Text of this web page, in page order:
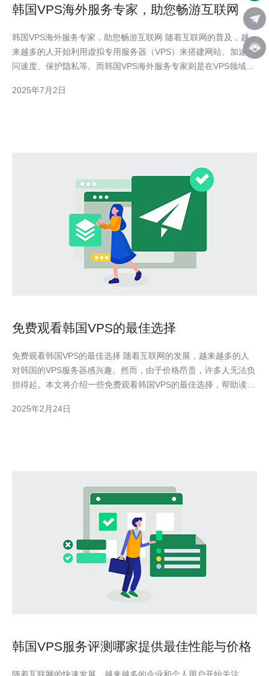
韩国VPS海外服务专家，助您畅游互联网
韩国VPS海外服务专家，助您畅游互联网 随着互联网的普及，越
来越多的人开始利用虚拟专用服务器（VPS）来搭建网站、加速访
问速度、保护隐私等。而韩国VPS海外服务专家则是在VPS领域中
联网。 韩国VPS海外服务专家拥有先进的技术设备和专业团队，
2025年7月2日
免费观看韩国VPS的最佳选择
免费观看韩国VPS的最佳选择 随着互联网的发展，越来越多的人
对韩国的VPS服务器感兴趣。然而，由于价格昂贵，许多人无法负
担得起。本文将介绍一些免费观看韩国VPS的最佳选择，帮助读者
VPS提供商，他们提供多个韩国V
2025年2月24日
韩国VPS服务评测哪家提供最佳性能与价格